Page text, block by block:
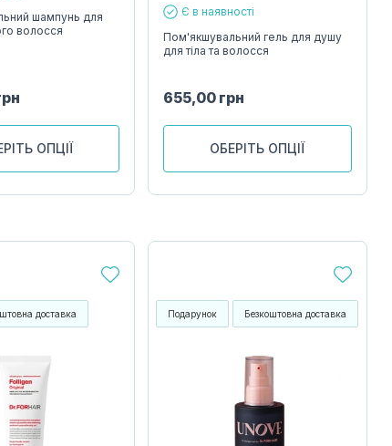
шампунь для
волосся
ОПЦІЇ
Є в наявності
Пом'якшувальний гель для душу
для тіла та волосся
655,00 грн
ОБЕРІТЬ ОПЦІЇ
доставка Подарунок Безкоштовна доставка